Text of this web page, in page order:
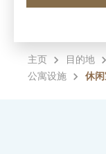
主页 目的地
公寓设施
休